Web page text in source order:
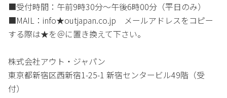
■受付時間：午前9時30分～午後6時00分（平日のみ）
■MAIL：info★outjapan.co.jp メールアドレスをコピー
する際は★を＠に置き換えて下さい。
株式会社アウト・ジャパン
東京都新宿区西新宿1-25-1 新宿センタービル49階（受
付）